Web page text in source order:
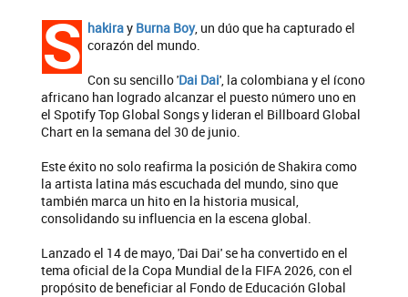
S hakiray Burna Boy, un dúo que ha capturado el
corazón del mundo.
Con su sencillo 'Dai Dai', la colombiana y el ícono
africano han logrado alcanzar el puesto número uno en
el Spotify Top Global Songs y lideran el Billboard Global
Chart en la semana del 30 de junio.
Este éxito no solo reafirma la posición de Shakira como
la artista latina más escuchada del mundo, sino que
también marca un hito en la historia musical,
consolidando su influencia en la escena global.
Lanzado el 14 de mayo, 'Dai Dai' se ha convertido en el
tema oficial de la Copa Mundial de la FIFA 2026, con el
propósito de beneficiar al Fondo de Educación Global